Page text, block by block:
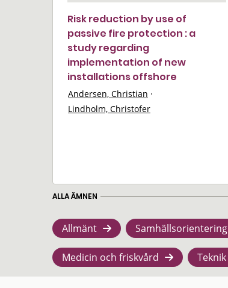
Risk reduction by use of
passive fire protection : a
study regarding
implementation of new
installations offshore
Andersen, Christian ·
Lindholm, Christofer
ALLA ÄMNEN
Allmänt Samhällsorientering
Medicin och friskvård Teknik